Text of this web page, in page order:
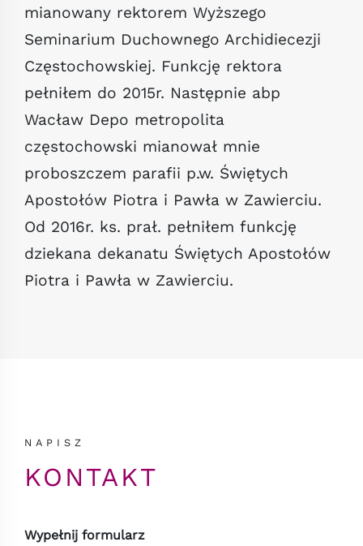
mianowany rektorem Wyższego
Seminarium Duchownego Archidiecezji
Częstochowskiej. Funkcję rektora
pełniłem do 2015r. Następnie abp
Wacław Depo metropolita
częstochowski mianował mnie
proboszczem parafii p.w. Świętych
Apostołów Piotra i Pawła w Zawierciu.
Od 2016r. ks. prał. pełniłem funkcję
dziekana dekanatu Świętych Apostołów
Piotra i Pawła w Zawierciu.
NAPISZ
KONTAKT
Wypełnij formularz